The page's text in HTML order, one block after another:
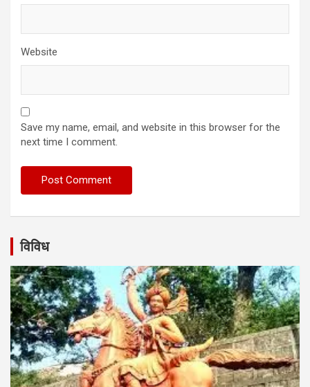
Website
Save my name, email, and website in this browser for the
next time I comment.
विविध